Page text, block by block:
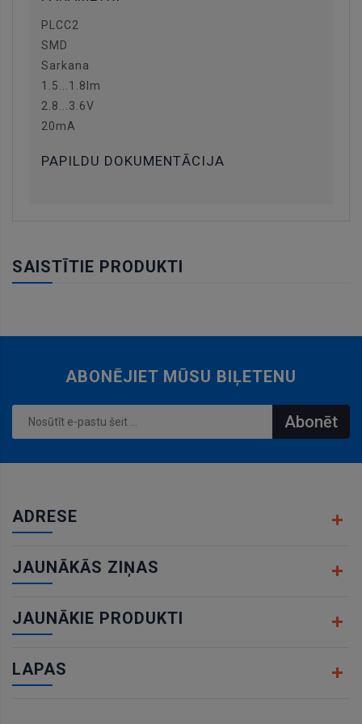
PLCC2
SMD
Sarkana
1.5...1.8lm
2.8...3.6V
20mA
PAPILDU DOKUMENTĀCIJA
SAISTĪTIE PRODUKTI
ABONĒJIET MŪSU BIĻETENU
Abonēt
ADRESE
JAUNĀKĀS ZIŅAS
JAUNĀKIE PRODUKTI
LAPAS